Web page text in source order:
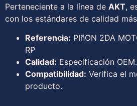
Perteneciente a la línea de AKT,
con los estándares de calidad
Referencia: PIñON 2DA
RP
Calidad: Especificación OEM.
Compatibilidad: Verifica el
producto.